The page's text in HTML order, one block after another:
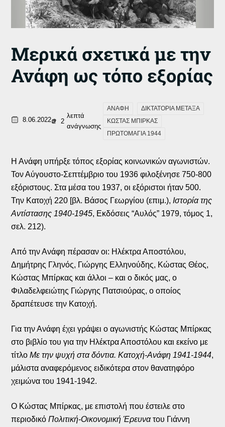
Μερικά σχετικά με την
Ανάφη ως τόπο εξορίας
8.06.2022 2
λεπτά
ανάγνωσης
ΑΝΑΦΗ
ΔΙΚΤΑΤΟΡΙΑ ΜΕΤΑΞΑ
ΚΩΣΤΑΣ ΜΠΙΡΚΑΣ
ΠΡΩΤΟΜΑΓΙΑ 1944
Η Ανάφη υπήρξε τόπος εξορίας κοινωνικών αγωνιστών.
Τον Αύγουστο-Σεπτέμβριο του 1936 φιλοξένησε 750-800
εξόριστους. Στα μέσα του 1937, οι εξόριστοι ήταν 500.
Την Κατοχή 220 [βλ. Βάσος Γεωργίου (επιμ.), Ιστορία της
Αντίστασης 1940-1945, Εκδόσεις “Αυλός” 1979, τόμος 1,
σελ. 212).
Από την Ανάφη πέρασαν οι: Ηλέκτρα Αποστόλου,
Δημήτρης Γληνός, Γιώργης Ελληνούδης, Κώστας Θέος,
Κώστας Μπίρκας και άλλοι – και ο δικός μας, ο
Φιλαδελφειώτης Γιώργης Πατσιούρας, ο οποίος
δραπέτευσε την Κατοχή.
Για την Ανάφη έχει γράψει ο αγωνιστής Κώστας Μπίρκας
στο βιβλίο του για την Ηλέκτρα Αποστόλου και εκείνο με
τίτλοΜε την ψυχή στα δόντια. Κατοχή-Ανάφη 1941-1944,
μάλιστα αναφερόμενος ειδικότερα στον θανατηφόρο
χειμώνα του 1941-1942.
Ο Κώστας Μπίρκας, με επιστολή που έστειλε στο
περιοδικόΠολιτική-Οικονομική Έρευνατου Γιάννη